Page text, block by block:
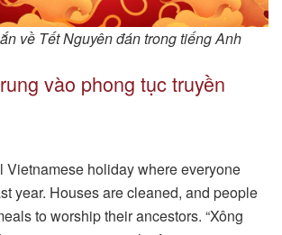
về Tết Nguyên đán trong tiếng Anh
vào phong tục truyền
Vietnamese holiday where everyone
year. Houses are cleaned, and people
to worship their ancestors. “Xông